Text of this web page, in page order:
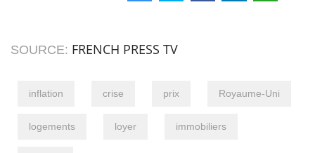
SOURCE: FRENCH PRESS TV
inflation crise prix Royaume-Uni
logements loyer immobiliers